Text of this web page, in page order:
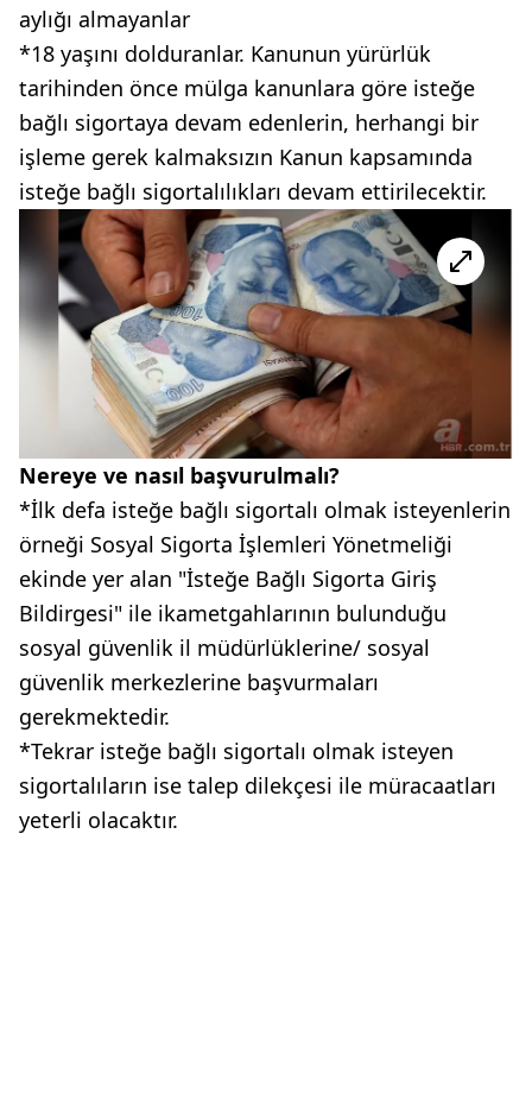
aylığı almayanlar
*18 yaşını dolduranlar. Kanunun yürürlük
tarihinden önce mülga kanunlara göre isteğe
bağlı sigortaya devam edenlerin, herhangi bir
işleme gerek kalmaksızın Kanun kapsamında
isteğe bağlı sigortalılıkları devam ettirilecektir.
Nereye ve nasıl başvurulmalı?
*İlk defa isteğe bağlı sigortalı olmak isteyenlerin
örneği Sosyal Sigorta İşlemleri Yönetmeliği
ekinde yer alan "İsteğe Bağlı Sigorta Giriş
Bildirgesi" ile ikametgahlarının bulunduğu
sosyal güvenlik il müdürlüklerine/ sosyal
güvenlik merkezlerine başvurmaları
gerekmektedir.
*Tekrar isteğe bağlı sigortalı olmak isteyen
sigortalıların ise talep dilekçesi ile müracaatları
yeterli olacaktır.